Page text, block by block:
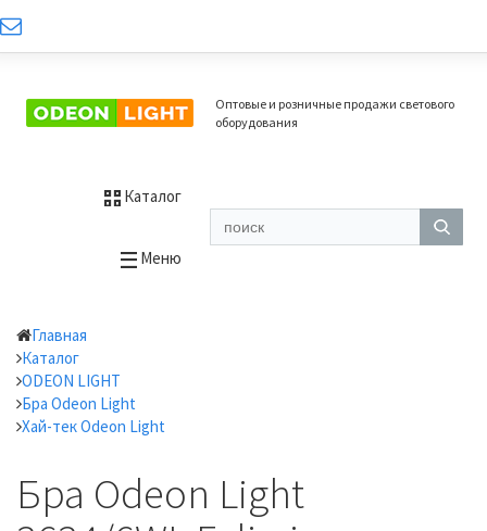
Оптовые и розничные продажи светового
оборудования
Каталог
Меню
Главная
Каталог
ODEON LIGHT
Бра Odeon Light
Хай-тек Odeon Light
Бра Odeon Light